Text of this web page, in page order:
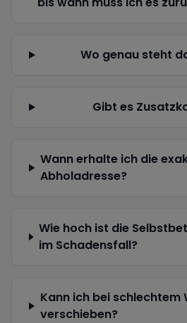
Wo genau steht
Gibt es
Wann erhalte ich die
Abholadresse?
Wie hoch ist die
im Schadensfall?
Kann ich bei schlechtem
verschieben?